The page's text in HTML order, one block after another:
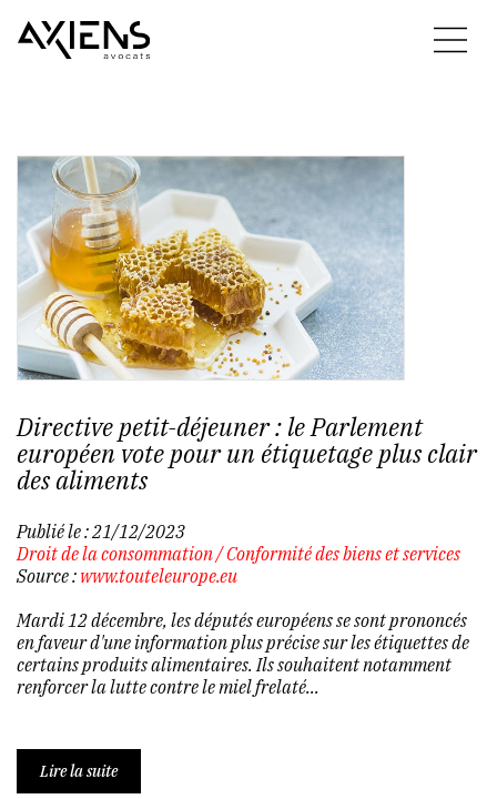
Directive petit-déjeuner : le Parlement
européen vote pour un étiquetage plus clair
des aliments
Publié le :21/12/2023
Droit de la consommation/Conformité des biens et services
Source : www.touteleurope.eu
Mardi 12 décembre, les députés européens se sont prononcés
en faveur d'une information plus précise sur les étiquettes de
certains produits alimentaires. Ils souhaitent notamment
renforcer la lutte contre le miel frelaté...
Lire la suite